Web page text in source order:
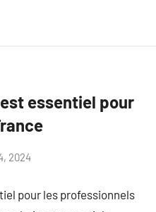
est essentiel pour
2024
pour les professionnels